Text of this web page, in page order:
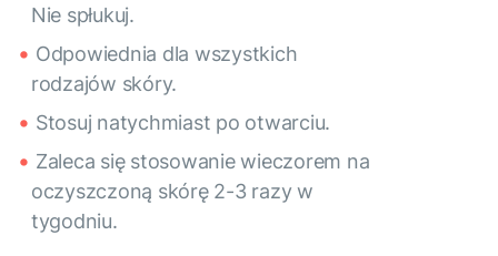
Nie spłukuj.
Odpowiednia dla wszystkich
rodzajów skóry.
Stosuj natychmiast po otwarciu.
Zaleca się stosowanie wieczorem na
oczyszczoną skórę 2-3 razy w
tygodniu.